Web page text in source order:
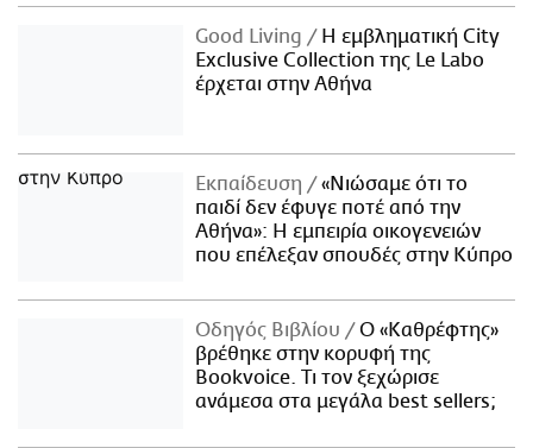
Good Living
Η εμβληματική City
Exclusive Collection της Le Labo
έρχεται στην Αθήνα
Εκπαίδευση
«Νιώσαμε ότι το
παιδί δεν έφυγε ποτέ από την
Αθήνα»: Η εμπειρία οικογενειών
που επέλεξαν σπουδές στην Κύπρο
Οδηγός Βιβλίου
Ο «Καθρέφτης»
βρέθηκε στην κορυφή της
Bookvoice. Τι τον ξεχώρισε
ανάμεσα στα μεγάλα best sellers;